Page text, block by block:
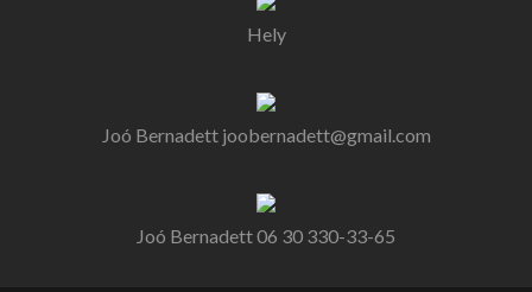
Hely
Joó Bernadett joobernadett@gmail.com
Joó Bernadett06 30 330-33-65